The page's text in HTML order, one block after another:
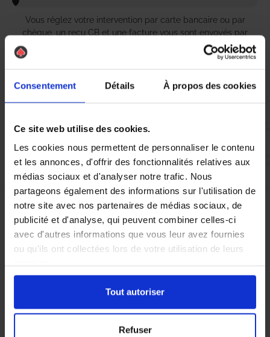
Consentement Détails À propos des cookies
Ce site web utilise des cookies.
Les cookies nous permettent de personnaliser le contenu
et les annonces, d'offrir des fonctionnalités relatives aux
médias sociaux et d'analyser notre trafic. Nous
partageons également des informations sur l'utilisation de
notre site avec nos partenaires de médias sociaux, de
publicité et d'analyse, qui peuvent combiner celles-ci
avec d'autres informations que vous leur avez fournies
ou qu'ils ont collectées lors de votre utilisation de leurs
Tout autoriser
Refuser
Vous réglez votre intervention par carte bancaire ou par
chèque, un reçu CB et une facture vous sont envoyés par
Vous recevez une demande d’évaluation de votre expérience
avec l’équipe AS DE PIC.
Nous avons pensé à tout
pour garantir un environnement sain et agréable. Les
souris et autres
qu’intervient As de Pic, votreentreprise de désinsectisationde
confiance, reconnue pour son expertise et son efficacité. Notre